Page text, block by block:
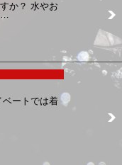
か？ 水やお
…
ートでは着